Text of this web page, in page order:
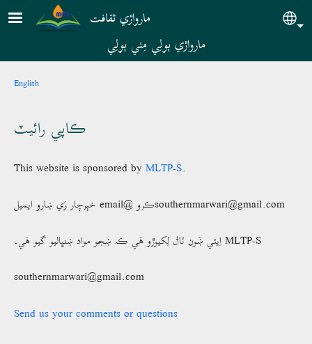
Skip to main content مارواڙي ثقافت
مارواڙي ٻولِي مِٺي ٻولِي
Breadcrumb
English
ڪاپي رائيٽ
This website is sponsored byMLTP-S.
خٻرچار رَي ښارو ايميل email@ ڪروsouthernmarwari@gmail.com
اِيئي ښَون ٽاݪ لِکيوڙو ھَي ڪہ ښجو مواد ښنڀاليو گيو ھَي۔ MLTP-S
southernmarwari@gmail.com
Send us your comments or questions